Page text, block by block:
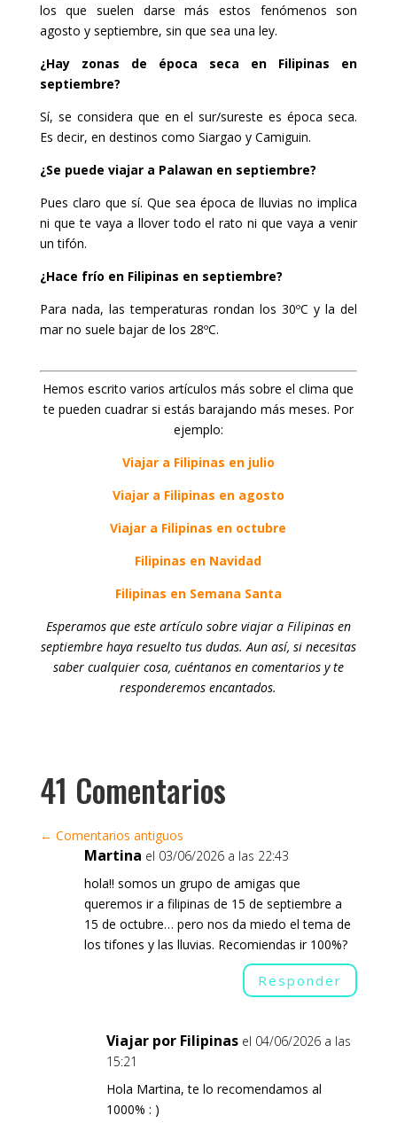
los que suelen darse más estos fenómenos son
agosto y septiembre, sin que sea una ley.
¿Hay zonas de época seca en Filipinas en
septiembre?
Sí, se considera que en el sur/sureste es época seca.
Es decir, en destinos como Siargao y Camiguin.
¿Se puede viajar a Palawan en septiembre?
Pues claro que sí. Que sea época de lluvias no implica
ni que te vaya a llover todo el rato ni que vaya a venir
un tifón.
¿Hace frío en Filipinas en septiembre?
Para nada, las temperaturas rondan los 30ºC y la del
mar no suele bajar de los 28ºC.
Hemos escrito varios artículos más sobre el clima que
te pueden cuadrar si estás barajando más meses. Por
ejemplo:
Viajar a Filipinas en julio
Viajar a Filipinas en agosto
Viajar a Filipinas en octubre
Filipinas en Navidad
Filipinas en Semana Santa
Esperamos que este artículo sobre viajar a Filipinas en
septiembre haya resuelto tus dudas. Aun así, si necesitas
saber cualquier cosa, cuéntanos en comentarios y te
responderemos encantados.
41 Comentarios
← Comentarios antiguos
Martina el 03/06/2026 a las 22:43
hola!! somos un grupo de amigas que
queremos ir a filipinas de 15 de septiembre a
15 de octubre… pero nos da miedo el tema de
los tifones y las lluvias. Recomiendas ir 100%?
Responder
Viajar por Filipinas el 04/06/2026 a las
15:21
Hola Martina, te lo recomendamos al
1000% : )